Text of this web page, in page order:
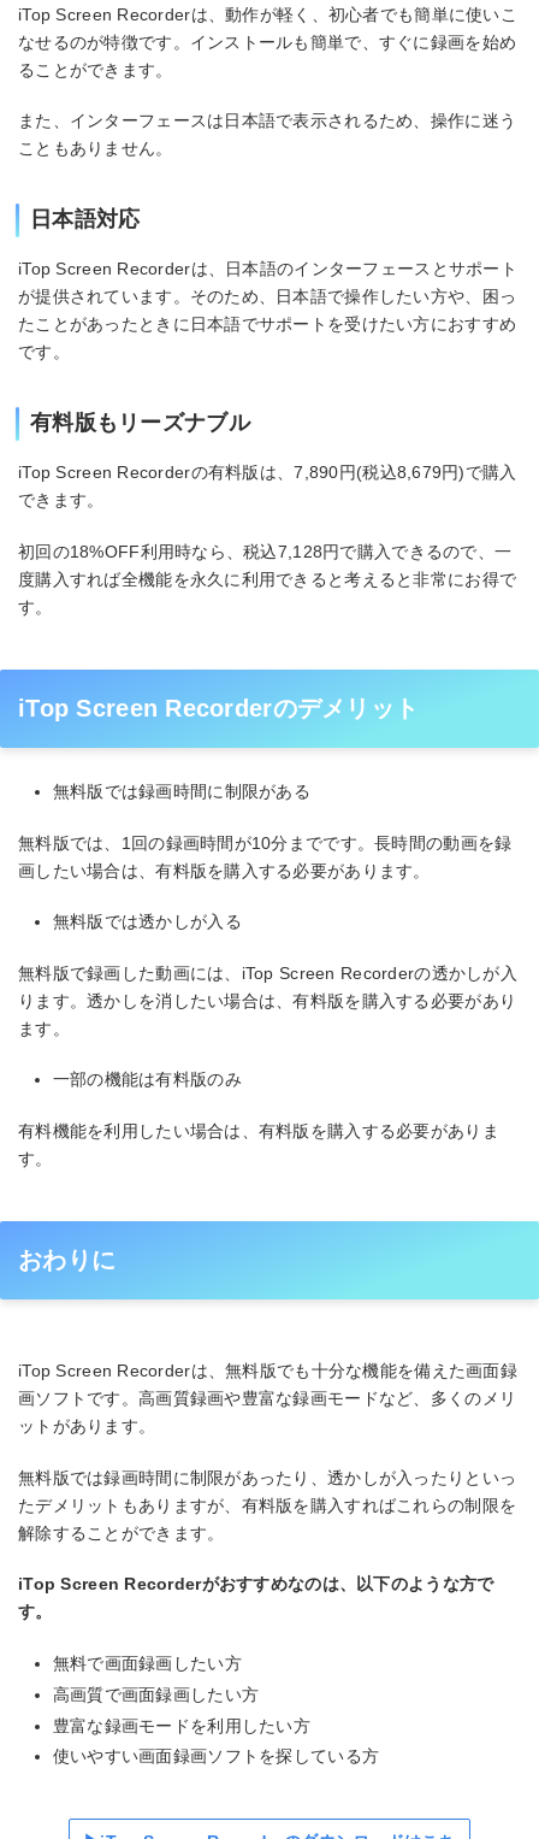
iTop Screen Recorderは、動作が軽く、初心者でも簡単に使いこ
なせるのが特徴です。インストールも簡単で、すぐに録画を始め
ることができます。
また、インターフェースは日本語で表示されるため、操作に迷う
こともありません。
日本語対応
iTop Screen Recorderは、日本語のインターフェースとサポート
が提供されています。そのため、日本語で操作したい方や、困っ
たことがあったときに日本語でサポートを受けたい方におすすめ
です。
有料版もリーズナブル
iTop Screen Recorderの有料版は、7,890円(税込8,679円)で購入
できます。
初回の18%OFF利用時なら、税込7,128円で購入できるので、一
度購入すれば全機能を永久に利用できると考えると非常にお得で
す。
iTop Screen Recorderのデメリット
無料版では録画時間に制限がある
無料版では、1回の録画時間が10分までです。長時間の動画を録
画したい場合は、有料版を購入する必要があります。
無料版では透かしが入る
無料版で録画した動画には、iTop Screen Recorderの透かしが入
ります。透かしを消したい場合は、有料版を購入する必要があり
ます。
一部の機能は有料版のみ
有料機能を利用したい場合は、有料版を購入する必要がありま
す。
おわりに
iTop Screen Recorderは、無料版でも十分な機能を備えた画面録
画ソフトです。高画質録画や豊富な録画モードなど、多くのメリ
ットがあります。
無料版では録画時間に制限があったり、透かしが入ったりといっ
たデメリットもありますが、有料版を購入すればこれらの制限を
解除することができます。
iTop Screen Recorderがおすすめなのは、以下のような方で
す。
無料で画面録画したい方
高画質で画面録画したい方
豊富な録画モードを利用したい方
使いやすい画面録画ソフトを探している方